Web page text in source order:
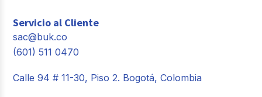
Servicio al Cliente
sac@buk.co
(601) 511 0470
Calle 94 # 11-30, Piso 2. Bogotá, Colombia